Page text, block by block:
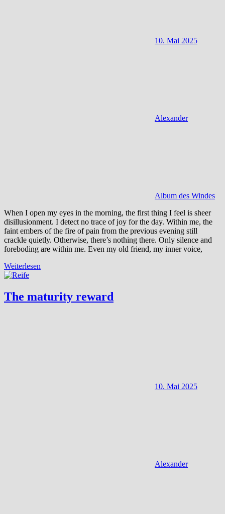
10. Mai 2025
Alexander
Album des Windes
When I open my eyes in the morning, the first thing I feel is sheer
disillusionment. I detect no trace of joy for the day. Within me, the
faint embers of the fire of pain from the previous evening still
crackle quietly. Otherwise, there’s nothing there. Only silence and
foreboding are within me. Even my old friend, my inner voice,
Weiterlesen
The maturity reward
10. Mai 2025
Alexander